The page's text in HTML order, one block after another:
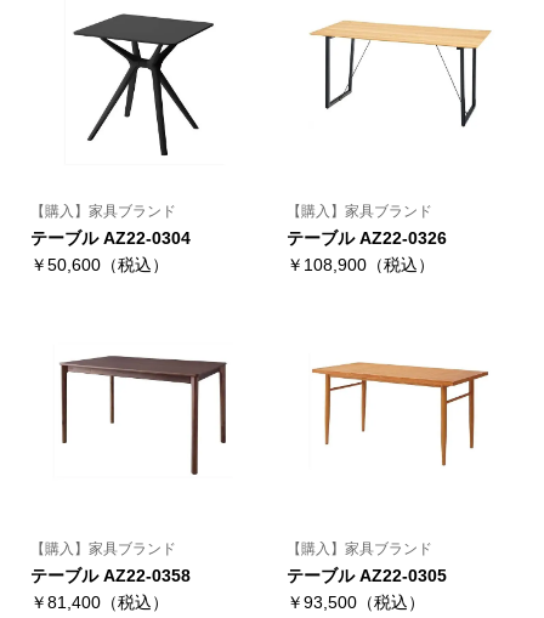
【購入】家具ブランド
テーブル AZ22-0304
￥50,600（税込）
【購入】家具ブランド
テーブル AZ22-0326
￥108,900（税込）
【購入】家具ブランド
テーブル AZ22-0358
￥81,400（税込）
【購入】家具ブランド
テーブル AZ22-0305
￥93,500（税込）